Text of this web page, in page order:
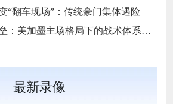
“翻车现场”：传统豪门集体遇险
大洋洲首破直通壁垒：美加墨主场格局下的战术体系重构
最新录像